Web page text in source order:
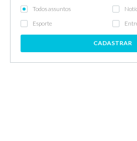
Todos assuntos
Esporte
CADASTRAR